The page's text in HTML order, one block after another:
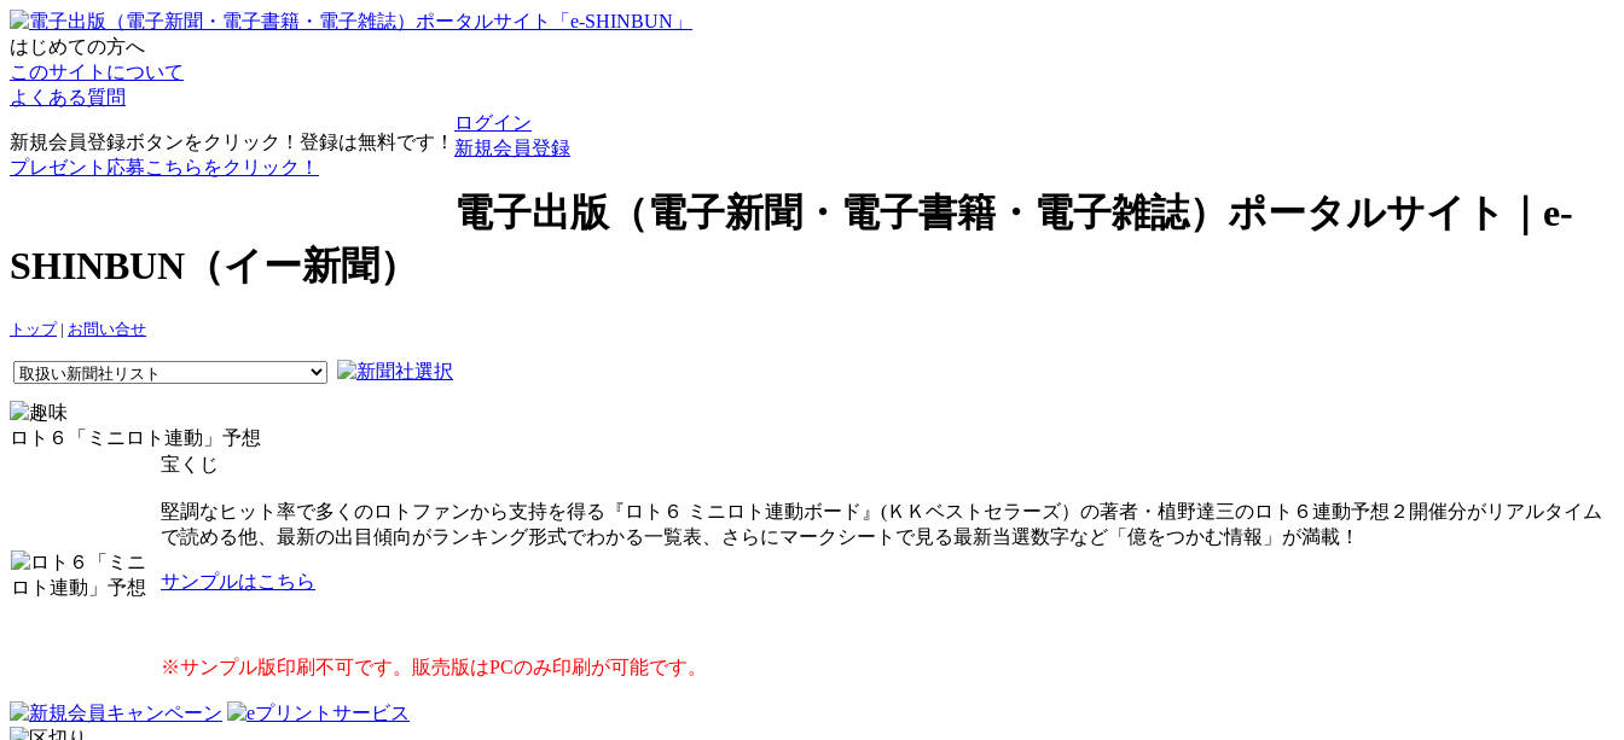
はじめての方へ
このサイトについて
よくある質問
新規会員登録ボタンをクリック！登録は無料です！
プレゼント応募こちらをクリック！
ログイン
新規会員登録
電子出版（電子新聞・電子書籍・電子雑誌）ポータルサイト｜e-
SHINBUN（イー新聞）
トップ| お問い合せ
ロト６「ミニロト連動」予想
宝くじ
堅調なヒット率で多くのロトファンから支持を得る『ロト６ ミニロト連動ボード』(ＫＫベストセラーズ）の著者・植野達三のロト６連動予想２開催分がリアルタイム
で読める他、最新の出目傾向がランキング形式でわかる一覧表、さらにマークシートで見る最新当選数字など「億をつかむ情報」が満載！
サンプルはこちら
※サンプル版印刷不可です。販売版はPCのみ印刷が可能です。